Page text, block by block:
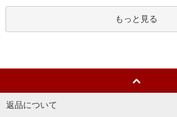
もっと見る
返品について